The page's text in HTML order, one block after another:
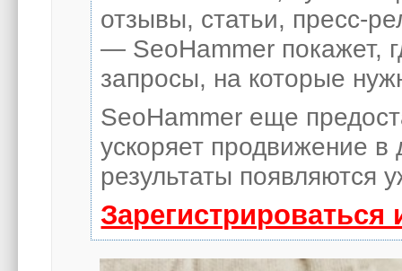
отзывы, статьи, пресс-
— SeoHammer покажет,
запросы, на которые
SeoHammer еще
ускоряет продвижение в
результаты появляются